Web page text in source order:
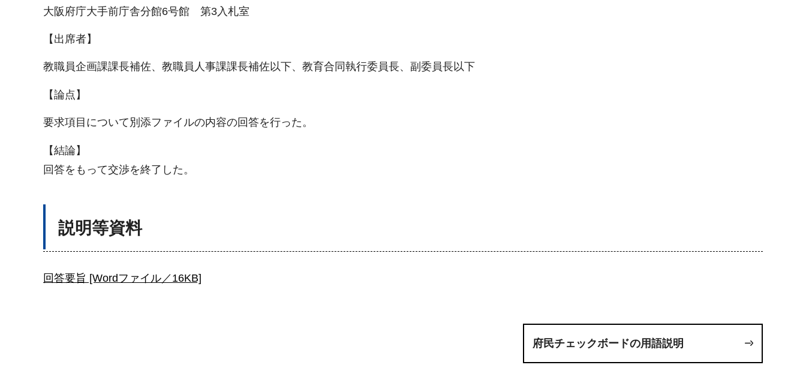
大阪府庁大手前庁舎分館6号館 第3入札室
【出席者】
教職員企画課課長補佐、教職員人事課課長補佐以下、教育合同執行委員長、副委員長以下
【論点】
要求項目について別添ファイルの内容の回答を行った。
【結論】
回答をもって交渉を終了した。
説明等資料
回答要旨 [Wordファイル／16KB]
府民チェックボードの用語説明